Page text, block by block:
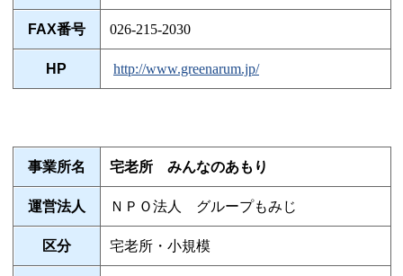
FAX番号 026-215-2030
HP http://www.greenarum.jp/
事業所名 宅老所 みんなのあもり
運営法人 ＮＰＯ法人 グループもみじ
区分 宅老所・小規模